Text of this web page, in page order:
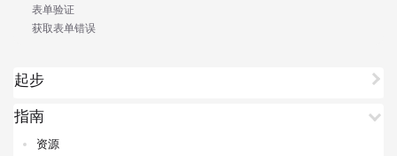
表单验证
获取表单错误
起步
指南
资源